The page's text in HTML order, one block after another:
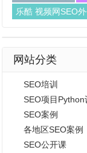
乐酷 视频网SEO
网站分类
SEO培训
SEO项目Python
SEO案例
各地区SEO案例
SEO公开课